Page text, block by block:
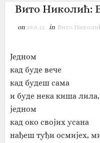
Вито
on 29.6.11 in Вито
Једном
кад буде вече
кад будеш сама
и буде нека киша лила,
једном
кад око својих усана
нађеш туђи осмијех,